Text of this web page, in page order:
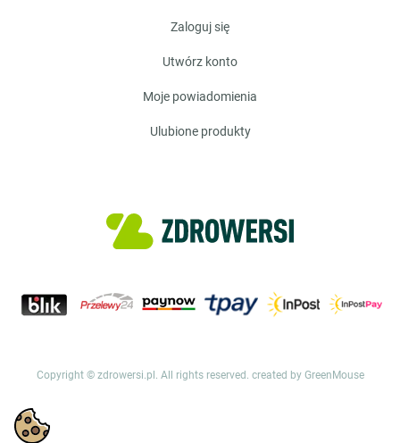
zaloguj się
utwórz konto
moje powiadomienia
ulubione produkty
Copyright © zdrowersi.pl. All rights reserved. created by GreenMouse